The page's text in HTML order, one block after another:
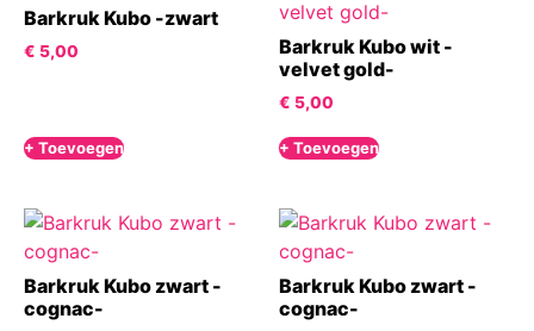
Barkruk Kubo -zwart
€ 5,00
+ Toevoegen
Barkruk Kubo wit -
velvet gold-
€ 5,00
+ Toevoegen
Barkruk Kubo zwart -
cognac-
Barkruk Kubo zwart -
cognac-